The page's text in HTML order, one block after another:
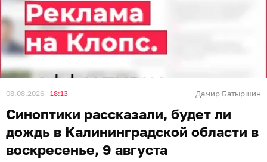
08.08.2026 18:13 Дамир Батыршин
Синоптики рассказали, будет ли
дождь в Калининградской области в
воскресенье, 9 августа